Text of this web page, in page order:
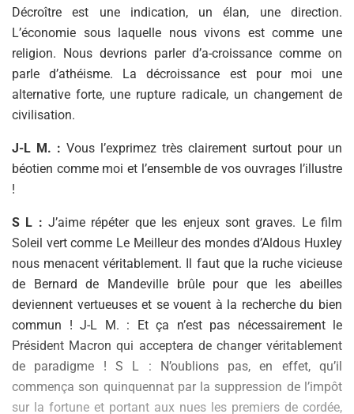
Décroître est une indication, un élan, une direction.
L’économie sous laquelle nous vivons est comme une
religion. Nous devrions parler d’a-croissance comme on
parle d’athéisme. La décroissance est pour moi une
alternative forte, une rupture radicale, un changement de
civilisation.
J-L M. : Vous l’exprimez très clairement surtout pour un
béotien comme moi et l’ensemble de vos ouvrages l’illustre
!
S L : J’aime répéter que les enjeux sont graves. Le film
Soleil vert comme Le Meilleur des mondes d’Aldous Huxley
nous menacent véritablement. Il faut que la ruche vicieuse
de Bernard de Mandeville brûle pour que les abeilles
deviennent vertueuses et se vouent à la recherche du bien
commun ! J-L M. : Et ça n’est pas nécessairement le
Président Macron qui acceptera de changer véritablement
de paradigme ! S L : N’oublions pas, en effet, qu’il
commença son quinquennat par la suppression de l’impôt
sur la fortune et portant aux nues les premiers de cordée,